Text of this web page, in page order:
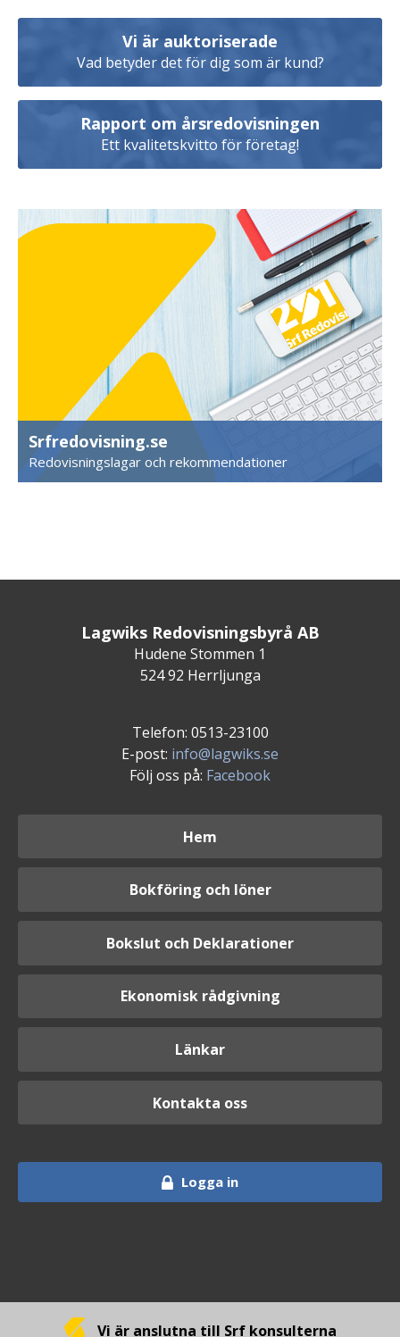
Vi är auktoriserade
Vad betyder det för dig som är kund?
Rapport om årsredovisningen
Ett kvalitetskvitto för företag!
Srfredovisning.se
Redovisningslagar och rekommendationer
Lagwiks Redovisningsbyrå AB
Hudene Stommen 1
524 92 Herrljunga
Telefon: 0513-23100
E-post: info@lagwiks.se
Följ oss på: Facebook
Hem
Bokföring och löner
Bokslut och Deklarationer
Ekonomisk rådgivning
Länkar
Kontakta oss
Logga in
Vi är anslutna till Srf konsulterna